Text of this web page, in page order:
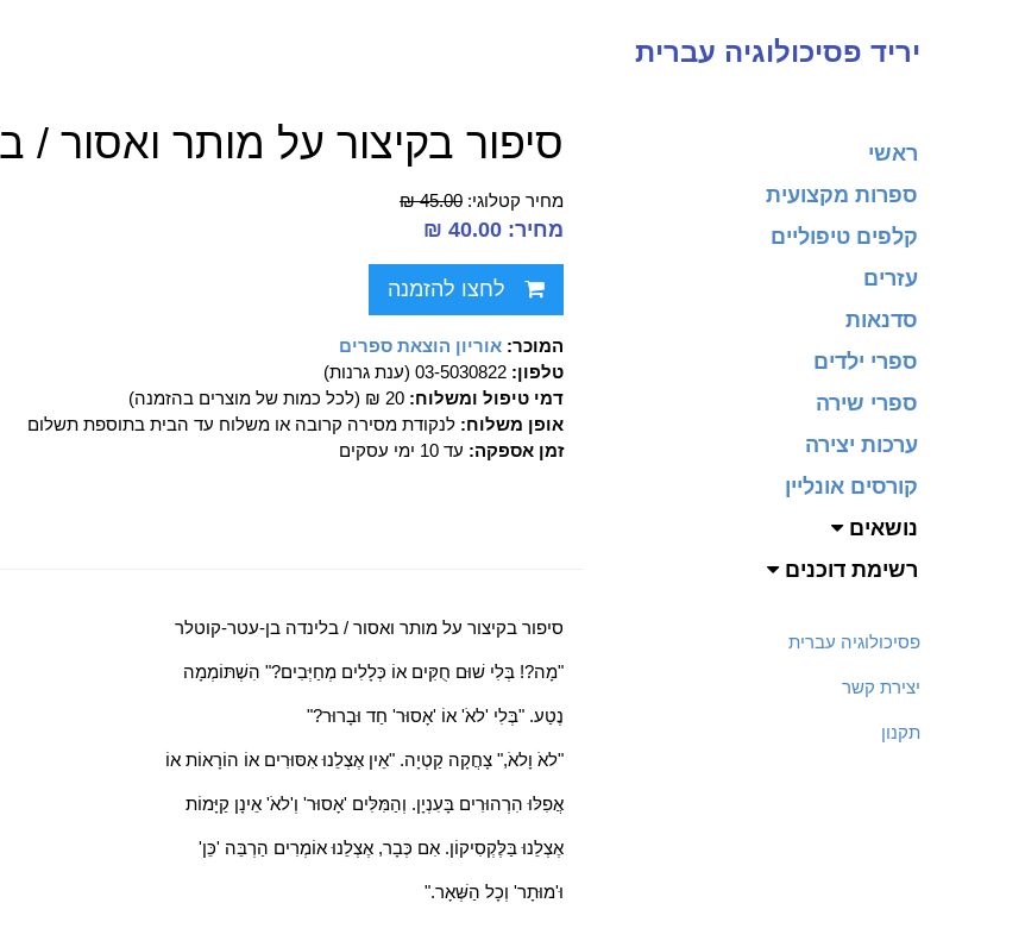
יריד פסיכולוגיה עברית
ראשי
ספרות מקצועית
קלפים טיפוליים
עזרים
סדנאות
ספרי ילדים
ספרי שירה
ערכות יצירה
קורסים אונליין
נושאים
רשימת דוכנים
פסיכולוגיה עברית
יצירת קשר
תקנון
סיפור בקיצור על מותר ואסור /
מחיר קטלוגי: 45.00 ₪
מחיר: 40.00 ₪
לחצו להזמנה
המוכר: אוריון הוצאת ספרים
טלפון: 03-5030822 (ענת גרנות)
דמי טיפול ומשלוח: 20 ₪ (לכל כמות של מוצרים בהזמנה)
אופן משלוח: לנקודת מסירה קרובה או משלוח עד הבית בתוספת תשלום
זמן אספקה: עד 10 ימי עסקים
סיפור בקיצור על מותר ואסור / בלינדה בן-עטר-קוטלר
"מָה?! בְּלִי שׁוּם חֻקִּים אוֹ כְּלָלִים מְחַיְּבִים?" הִשְׁתּוֹמְמָה
נֶטַע. "בְּלִי 'לאֹ' אוֹ 'אָסוּר' חַד וּבָרוּר?"
"לאֹ וָלאֹ," צָחֲקָה קַטְיָה. "אֵין אֶצְלֵנוּ אִסּוּרִים אוֹ הוֹרָאוֹת אוֹ
אֲפִלּוּ הִרְהוּרִים בָּעִנְיָן. וְהַמִּלִּים 'אָסוּר' וְ'לאֹ' אֵינָן קַיָּמוֹת
אֶצְלֵנוּ בַּלֶּקְסִיקוֹן. אִם כְּבָר, אֶצְלֵנוּ אוֹמְרִים הַרְבֵּה 'כֵּן'
וּ'מוּתָר' וְכָל הַשְּׁאָר."